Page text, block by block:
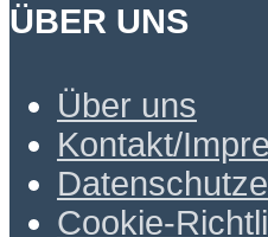
ÜBER UNS
Über uns
Kontakt/
Cookie-